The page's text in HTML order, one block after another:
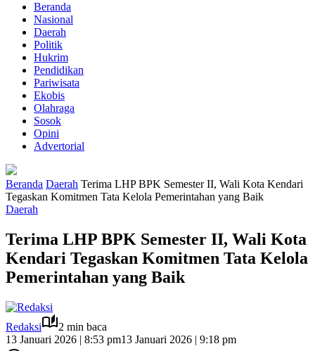
Beranda
Nasional
Daerah
Politik
Hukrim
Pendidikan
Pariwisata
Ekobis
Olahraga
Sosok
Opini
Advertorial
Beranda Daerah Terima LHP BPK Semester II, Wali Kota Kendari
Tegaskan Komitmen Tata Kelola Pemerintahan yang Baik
Daerah
Terima LHP BPK Semester II, Wali Kota
Kendari Tegaskan Komitmen Tata Kelola
Pemerintahan yang Baik
Redaksi
2 min baca
13 Januari 2026 | 8:53 pm13 Januari 2026 | 9:18 pm